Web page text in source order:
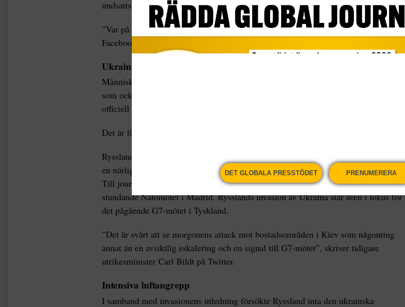
undsatts från rasmassorna, uppger borgmästaren Vitalij Klitjko.
”Var på er vakt, följ grundläggande regler som kan rädda liv”, uppmanar Klitjko på
Facebook invånarna efter morgonens ryska attacker.
Ukraina i fokus på G7
Människor bör omedelbart uppsöka skyddsrum när de hör larmet, manar Klitjko,
som också varnar för att publicera bilder omedelbart efter explosioner, utan invänta
officiell information från myndigheter. Över 200 lägenheter är förstörda, säger han.
Det är första gången sedan den 5 juni som Kiev har utsatts för ryska flygangrepp.
Ryssland förnekar att man beskjutit civila mål, men meddelar att man slagit till mot
en närliggande vapenfabrik.
Till journalister säger Klitjko att det ”kanske är en symbolisk attack” inför det
stundande Natomötet i Madrid. Rysslands invasion av Ukraina står även i fokus för
det pågående G7-mötet i Tyskland.
”Det är svårt att se morgonens attack mot bostadsområden i Kiev som någonting
annat än en avsiktlig eskalering och en signal till G7-mötet”, skriver tidigare
utrikesminister Carl Bildt på Twitter.
Intensiva luftangrepp
I samband med invasionens inledning försökte Ryssland inta den ukrainska
DET GLOBALA PRESSTÖDET PRENUMERERA